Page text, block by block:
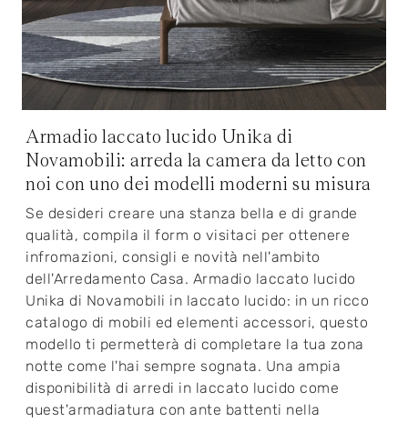
Armadio laccato lucido Unika di
Novamobili: arreda la camera da letto con
noi con uno dei modelli moderni su misura
Se desideri creare una stanza bella e di grande
qualità, compila il form o visitaci per ottenere
infromazioni, consigli e novità nell'ambito
dell'Arredamento Casa. Armadio laccato lucido
Unika di Novamobili in laccato lucido: in un ricco
catalogo di mobili ed elementi accessori, questo
modello ti permetterà di completare la tua zona
notte come l'hai sempre sognata. Una ampia
disponibilità di arredi in laccato lucido come
quest'armadiatura con ante battenti nella